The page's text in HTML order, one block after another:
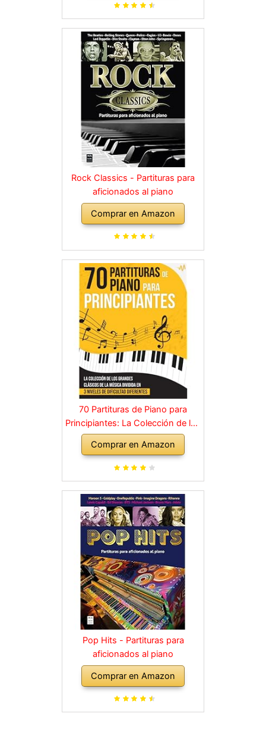
Rock Classics - Partituras para
aficionados al piano
Comprar en Amazon
70 Partituras de Piano para
Principiantes: La Colección de los
Grandes Clásicos de la Música
dividida en 3 Niveles de dificultad
diferentes
Comprar en Amazon
Pop Hits - Partituras para
aficionados al piano
Comprar en Amazon